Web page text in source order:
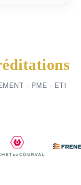
· PME · ETI